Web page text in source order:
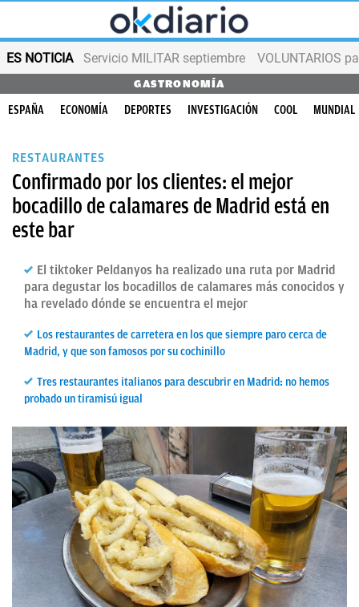
ES NOTICIA Servicio MILITAR septiembre VOLUNTARIOS
GASTRONOMÍA
ESPAÑA ECONOMÍA DEPORTES INVESTIGACIÓN COOL MUNDIAL
RESTAURANTES
Confirmado por los clientes: el mejor
bocadillo de calamares de Madrid está en
este bar
El tiktoker Peldanyos ha realizado una ruta por Madrid
para degustar los bocadillos de calamares más conocidos y
ha revelado dónde se encuentra el mejor
Los restaurantes de carretera en los que siempre paro cerca de
Madrid, y que son famosos por su cochinillo
Tres restaurantes italianos para descubrir en Madrid: no hemos
probado un tiramisú igual